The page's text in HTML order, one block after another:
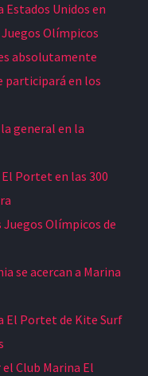
Estados Unidos en
Juegos Olímpicos
absolutamente
participará en los
general en la
El Portet en las 300
Olímpicos de
se acercan a Marina
El Portet de Kite Surf
Club Marina El